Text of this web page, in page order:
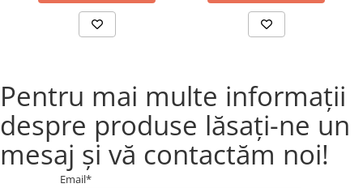
Pentru mai multe informații
despre produse lăsați-ne un
mesaj și vă contactăm noi!
Email*